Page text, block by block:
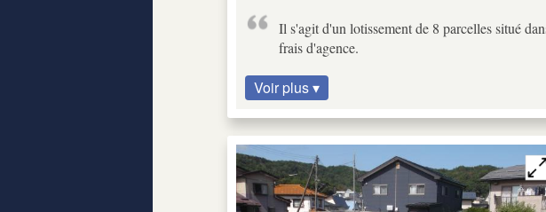
Il s'agit d'un lotissement de 8 parcelles situé
frais d'agence.
Voir plus ▾